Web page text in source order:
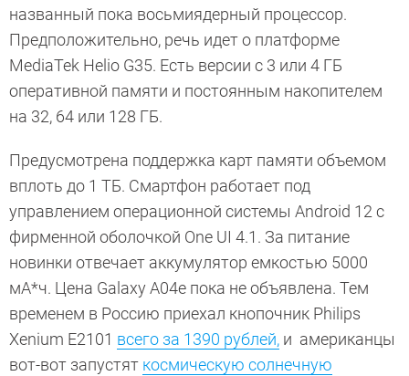
названный пока восьмиядерный процессор.
Предположительно, речь идет о платформе
MediaTek Helio G35. Есть версии с 3 или 4 ГБ
оперативной памяти и постоянным накопителем
на 32, 64 или 128 ГБ.
Предусмотрена поддержка карт памяти объемом
вплоть до 1 ТБ. Смартфон работает под
управлением операционной системы Android 12 с
фирменной оболочкой One UI 4.1. За питание
новинки отвечает аккумулятор емкостью 5000
мА*ч. Цена Galaxy A04e пока не объявлена. Тем
временем в Россию приехал кнопочник Philips
Xenium E2101 всего за 1390 рублей, и американцы
вот-вот запустят космическую солнечную